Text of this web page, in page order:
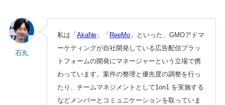
石丸
私は「 AkaNe」「 ReeMo」といった、GMOアドマ
ーケティングが自社開発している広告配信プラッ
トフォームの開発にマネージャーという立場で携
わっています。案件の整理と優先度の調整を行っ
たり、チームマネジメントとして1on1 を実施する
などメンバーとコミュニケーションを取っていま